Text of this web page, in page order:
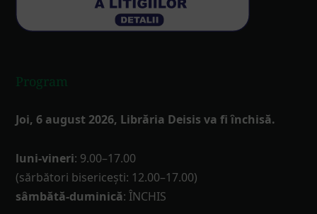
Program
Joi, 6 august 2026, Librăria Deisis va fi închisă.
luni-vineri: 9.00–17.00
(sărbători bisericești: 12.00–17.00)
sâmbătă-duminică: ÎNCHIS